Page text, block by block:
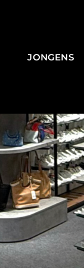
JONGENS